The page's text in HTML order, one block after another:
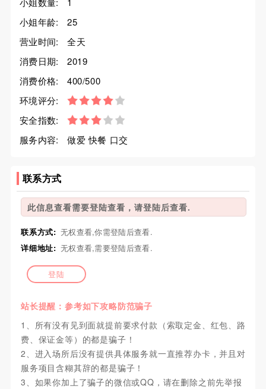
小姐年龄:
25
营业时间:
全天
消费日期:
2019
消费价格:
400/500
环境评分:
安全指数:
服务内容:
做爱 快餐 口交
联系方式
此信息查看需要登陆查看，请登陆后查看.
联系方式: 无权查看,你需登陆后查看.
详细地址: 无权查看,需要登陆后查看.
登陆
站长提醒：参考如下攻略防范骗子
1、所有没有见到面就提前要求付款（索取定金、红包、路
费、保证金等）的都是骗子！
2、进入场所后没有提供具体服务就一直推荐办卡，并且对
服务项目含糊其辞的都是骗子！
3、如果你加上了骗子的微信或QQ，请在删除之前先举报